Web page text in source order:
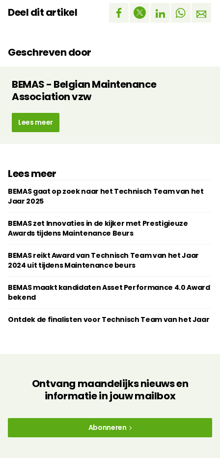
Deel dit artikel
Geschreven door
BEMAS - Belgian Maintenance
Association vzw
Lees meer
Lees meer
BEMAS gaat op zoek naar het Technisch Team van het
Jaar 2025
BEMAS zet Innovaties in de kijker met Prestigieuze
Awards tijdens Maintenance Beurs
BEMAS reikt Award van Technisch Team van het Jaar
2024 uit tijdens Maintenance beurs
BEMAS maakt kandidaten Asset Performance 4.0 Award
bekend
Ontdek de finalisten voor Technisch Team van het Jaar
Ontvang maandelijks nieuws en
informatie in jouw mailbox
Abonneren